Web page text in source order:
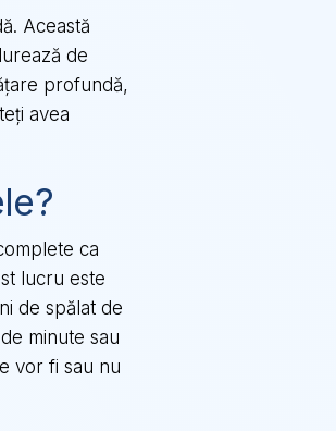
Această
de
profundă,
avea
ca
lucru este
de spălat de
minute sau
vor fi sau nu